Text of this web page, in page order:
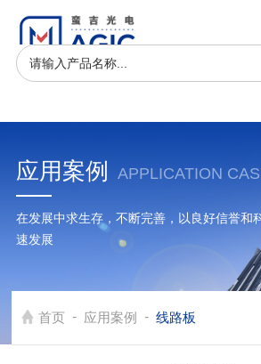
应用案例 APPLICATION
在发展中求生存，不断完善，以良好信誉和
速发展
首页 - 应用案例 - 线路板